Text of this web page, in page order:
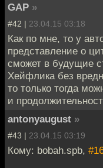
GAP »
#42 | 23.04.15 03:18
Как по мне, то у
представление о
сможет в будущие
Хейфлика без
то только тогда
и
antonyaugust »
#43 | 23.04.15 03:19
Кому: bobah.spb,